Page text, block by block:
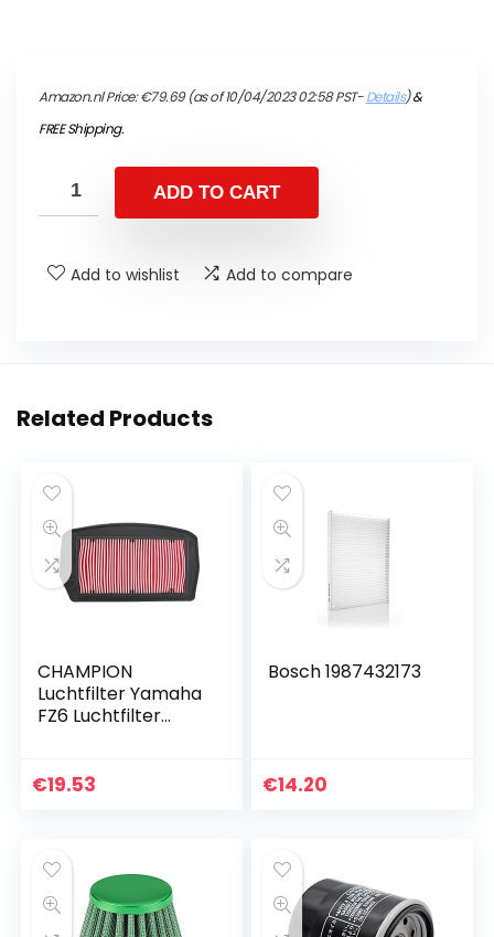
Amazon.nl Price:€79.69(as of 10/04/2023 02:58 PST-Details)&
FREE Shipping.
ADD TO CART
Add to wishlist Add to compare
Related Products
CHAMPION
Luchtfilter Yamaha
FZ6 Luchtfilter
€19.53
Bosch 1987432173
€14.20